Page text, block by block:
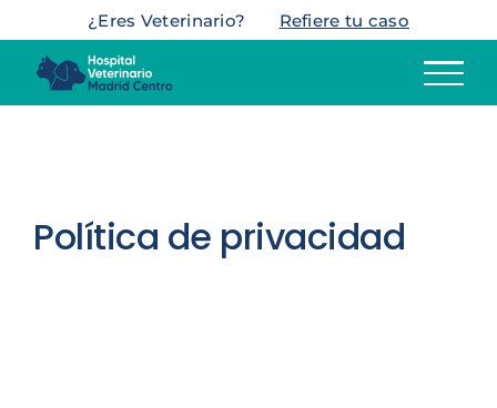
al
contenido
¿Eres Veterinario? Refiere tu caso
Política de privacidad